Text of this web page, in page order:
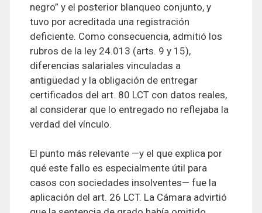
negro” y el posterior blanqueo conjunto, y
tuvo por acreditada una registración
deficiente. Como consecuencia, admitió los
rubros de la ley 24.013 (arts. 9 y 15),
diferencias salariales vinculadas a
antigüedad y la obligación de entregar
certificados del art. 80 LCT con datos reales,
al considerar que lo entregado no reflejaba la
verdad del vínculo.
El punto más relevante —y el que explica por
qué este fallo es especialmente útil para
casos con sociedades insolventes— fue la
aplicación del art. 26 LCT. La Cámara advirtió